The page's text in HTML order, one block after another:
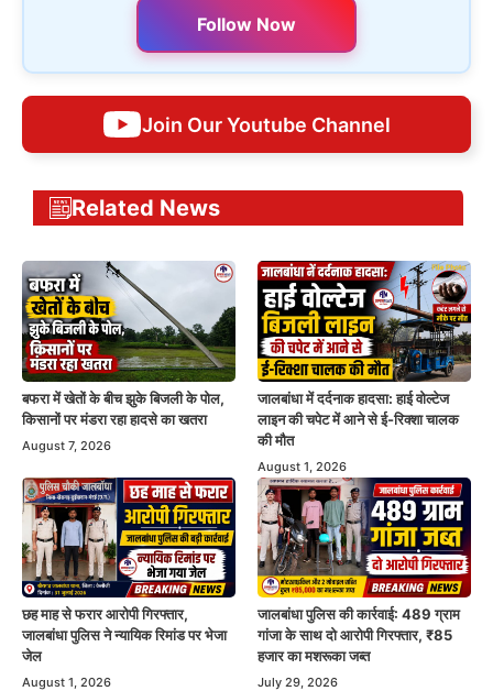
Follow Now
Join Our Youtube Channel
Related News
बफरा में खेतों के बीच झुके बिजली के पोल,
किसानों पर मंडरा रहा हादसे का खतरा
August 7, 2026
जालबांधा में दर्दनाक हादसा: हाई वोल्टेज
लाइन की चपेट में आने से ई-रिक्शा चालक
की मौत
August 1, 2026
छह माह से फरार आरोपी गिरफ्तार,
जालबांधा पुलिस ने न्यायिक रिमांड पर भेजा
जेल
August 1, 2026
जालबांधा पुलिस की कार्रवाई: 489 ग्राम
गांजा के साथ दो आरोपी गिरफ्तार, ₹85
हजार का मशरूका जब्त
July 29, 2026